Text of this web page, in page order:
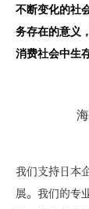
不断变化的社
务存在的意义
消费社会中生存
我们支持日本
展。我们的专